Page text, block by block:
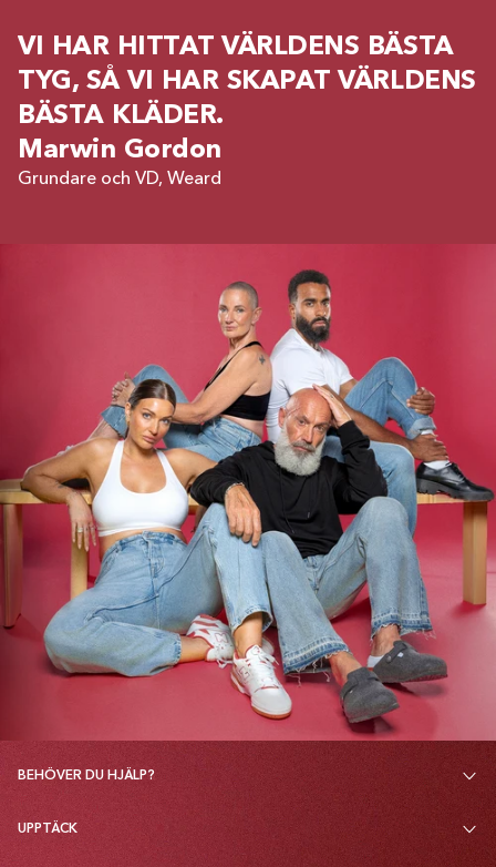
VI HAR HITTAT VÄRLDENS BÄSTA
TYG, SÅ VI HAR SKAPAT VÄRLDENS
BÄSTA KLÄDER.
Marwin Gordon
Grundare och VD, Weard
BEHÖVER DU HJÄLP?
UPPTÄCK